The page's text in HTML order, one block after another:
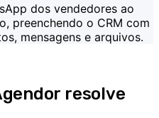
dos vendedores ao
preenchendo o CRM com
mensagens e arquivos.
resolve